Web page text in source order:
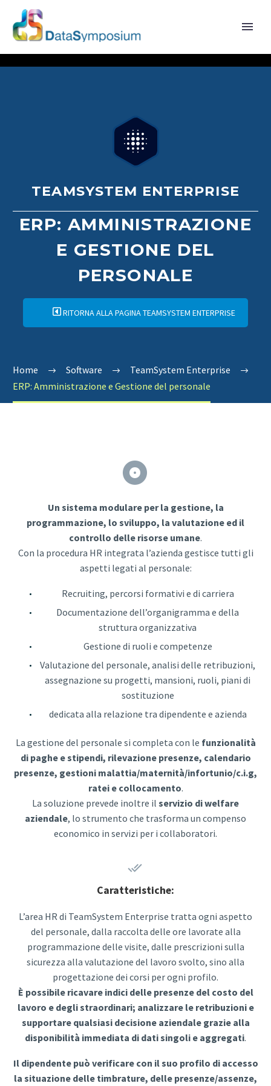


TEAMSYSTEM ENTERPRISE
ERP: AMMINISTRAZIONE
E GESTIONE DEL
PERSONALE
RITORNA ALLA PAGINA TEAMSYSTEM ENTERPRISE
Home Software
TeamSystem Enterprise
ERP: Amministrazione e Gestione del personale


Un sistema modulare per la gestione, la
programmazione, lo sviluppo, la valutazione ed il
controllo delle risorse umane.
Con la procedura HR integrata l’azienda gestisce tutti gli
aspetti legati al personale:
Recruiting, percorsi formativi e di carriera
Documentazione dell’organigramma e della
struttura organizzativa
Gestione di ruoli e competenze
Valutazione del personale, analisi delle retribuzioni,
assegnazione su progetti, mansioni, ruoli, piani di
sostituzione
dedicata alla relazione tra dipendente e azienda
La gestione del personale si completa con le funzionalità
di paghe e stipendi, rilevazione presenze, calendario
presenze, gestioni malattia/maternità/infortunio/c.i.g,
ratei e collocamento.
La soluzione prevede inoltre il servizio di welfare
aziendale, lo strumento che trasforma un compenso
economico in servizi per i collaboratori.


Caratteristiche:
L’area HR di TeamSystem Enterprise tratta ogni aspetto
del personale, dalla raccolta delle ore lavorate alla
programmazione delle visite, dalle prescrizioni sulla
sicurezza alla valutazione del lavoro svolto, sino alla
progettazione dei corsi per ogni profilo.
È possibile ricavare indici delle presenze del costo del
lavoro e degli straordinari; analizzare le retribuzioni e
supportare qualsiasi decisione aziendale grazie alla
disponibilità immediata di dati singoli e aggregati.
Il dipendente può verificare con il suo profilo di accesso
la situazione delle timbrature, delle presenze/assenze,